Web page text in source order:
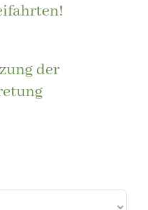
der